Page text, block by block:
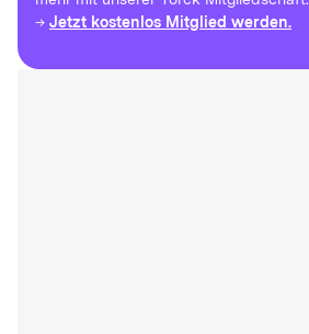
→ Jetzt kostenlos Mitglied werden.